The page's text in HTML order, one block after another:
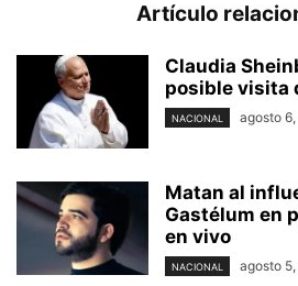
Artículo
Claudia
posible visita
NACIONAL agosto
Matan al
Gastélum en
en vivo
NACIONAL agosto